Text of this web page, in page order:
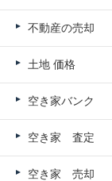
不動産の売却
土地 価格
空き家バンク
空き家 査定
空き家 売却